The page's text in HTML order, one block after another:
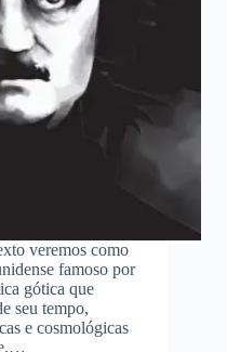
veremos como
famoso por
gótica que
seu tempo,
e cosmológicas